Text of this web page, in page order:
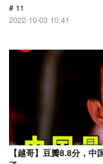
# 11
2022-10-03 10:41
【越哥】豆瓣8.8分，